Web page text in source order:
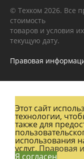
© Техком 2026. Все
стоимость
товаров и условия
текущую дату.
Правовая
Этот сайт
технологии,
также для
использования
услуг.Правовая
Я согласен